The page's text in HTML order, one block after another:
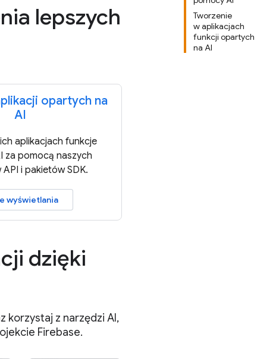
Tworzenie
w aplikacjach
funkcji opartych
na AI
lepszych
opartych na
AI
aplikacjach funkcje
za pomocą naszych
i pakietów SDK.
wyświetlania
dzięki
korzystaj z narzędzi AI,
Firebase.